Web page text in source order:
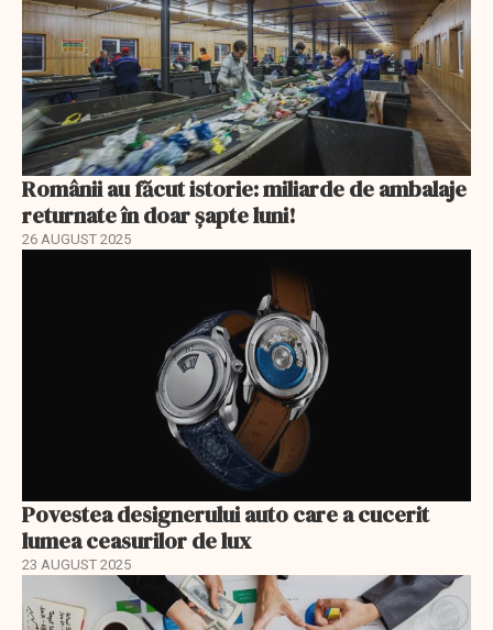
Românii au făcut istorie: miliarde de ambalaje
returnate în doar șapte luni!
26 AUGUST 2025
Povestea designerului auto care a cucerit
lumea ceasurilor de lux
23 AUGUST 2025